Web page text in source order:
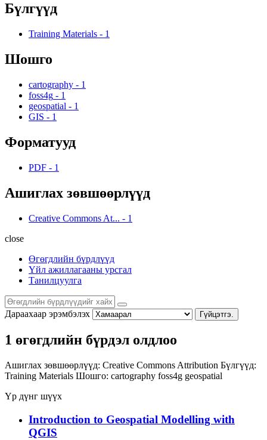
Бүлгүүд
Training Materials - 1
Шошго
cartography - 1
foss4g - 1
geospatial - 1
GIS - 1
Форматууд
PDF - 1
Ашиглах зөвшөөрлүүд
Creative Commons At... - 1
close
Өгөгдлийн бүрдлүүд
Үйл ажиллагааны урсгал
Танилцуулга
Дараахаар эрэмбэлэх Гүйцэтгэ.
1 өгөгдлийн бүрдэл олдлоо
Ашиглах зөвшөөрлүүд: Creative Commons Attribution Бүлгүүд:
Training Materials Шошго: cartography foss4g geospatial
Үр дүнг шүүх
Introduction to Geospatial Modelling with
QGIS